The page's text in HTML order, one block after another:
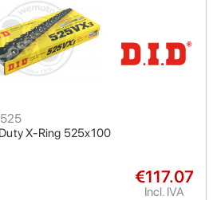
X-Ring 525x100
€117.07
Incl. IVA